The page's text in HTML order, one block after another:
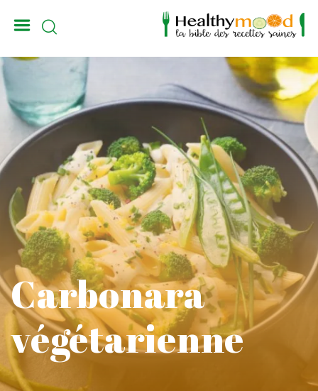
Carbonara
végétarienne